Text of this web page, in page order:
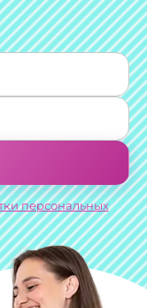
персональных